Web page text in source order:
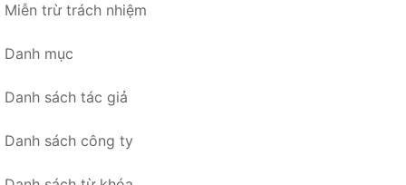
Miễn trừ trách nhiệm
Danh mục
Danh sách tác giả
Danh sách công ty